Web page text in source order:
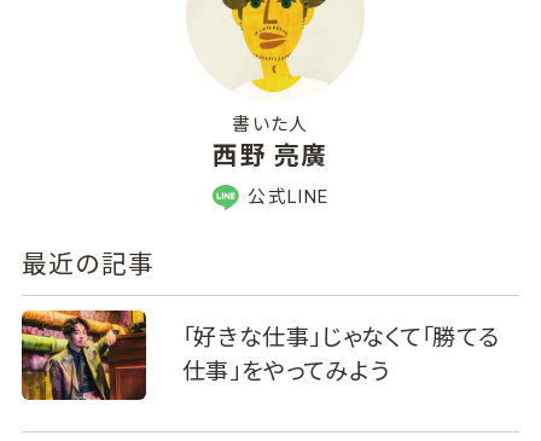
書いた人
西野 亮廣
公式LINE
最近の記事
「好きな仕事」じゃなくて「勝てる
仕事」をやってみよう